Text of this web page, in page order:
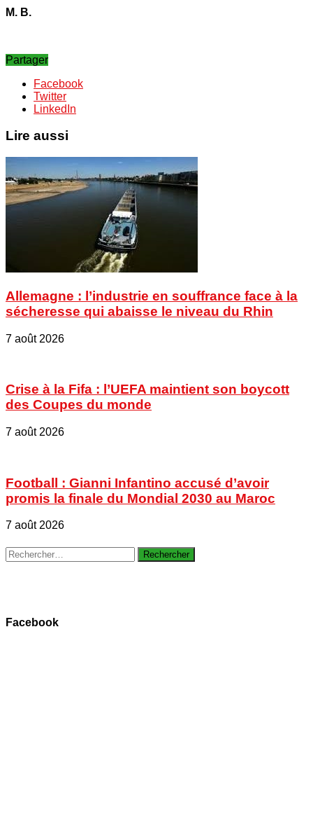
M. B.
Partager
Facebook
Twitter
LinkedIn
Lire aussi
Allemagne : l’industrie en souffrance face à la
sécheresse qui abaisse le niveau du Rhin
7 août 2026
Crise à la Fifa : l’UEFA maintient son boycott
des Coupes du monde
7 août 2026
Football : Gianni Infantino accusé d’avoir
promis la finale du Mondial 2030 au Maroc
7 août 2026
Rechercher :
Facebook